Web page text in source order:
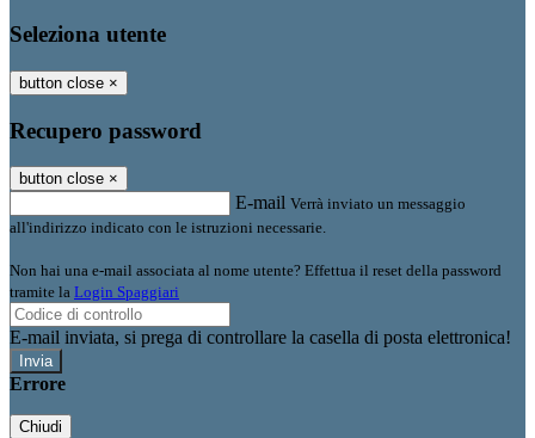
Seleziona utente
button close ×
Recupero password
button close ×
E-mail Verrà inviato un messaggio
all'indirizzo indicato con le istruzioni necessarie.
Non hai una e-mail associata al nome utente? Effettua il reset della password
tramite la Login Spaggiari
E-mail inviata, si prega di controllare la casella di posta elettronica!
Errore
Chiudi